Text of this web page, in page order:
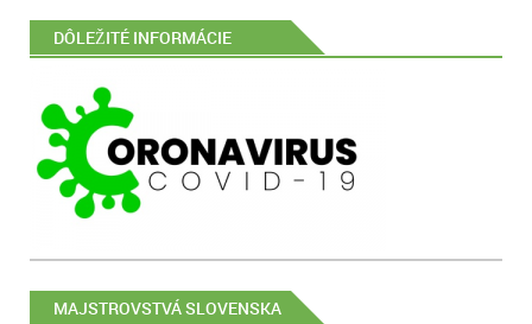
DÔLEŽITÉ INFORMÁCIE
MAJSTROVSTVÁ SLOVENSKA